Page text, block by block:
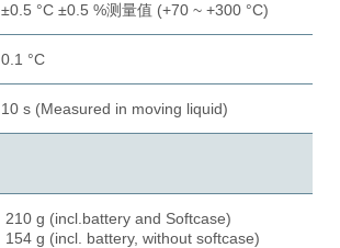
±0.5 °C ±0.5 %测量值 (+70 ~ +300 °C)
0.1 °C
10 s (Measured in moving liquid)
210 g (incl.battery and Softcase)
154 g (incl. battery, without softcase)